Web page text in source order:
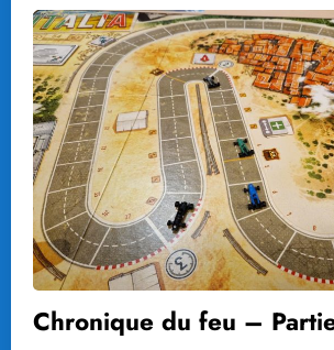
Chronique du feu –